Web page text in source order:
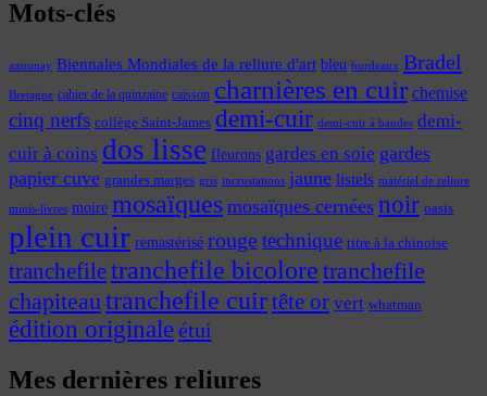
Mots-clés
annonay Biennales Mondiales de la reliure d'art bleu bordeaux Bradel
Bretagne cahier de la quinzaine caisson charnières en cuir chemise
cinq nerfs collège Saint-James demi-cuir demi-cuir à bandes demi-
cuir à coins dos lisse fleurons gardes en soie gardes
papier cuve grandes marges gris incrustations jaune listels matériel de reliure
minis-livres moire mosaïques mosaïques cernées noir oasis
plein cuir remastérisé rougetechnique titre à la chinoise
tranchefiletranchefile bicolore tranchefile
chapiteautranchefile cuirtête or vert whatman
édition originaleétui
Mes dernières reliures